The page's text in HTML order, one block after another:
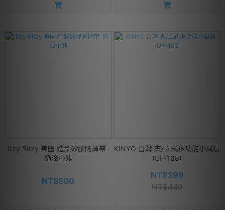
Itzy Ritzy 美國 造型矽膠防掉帶-
奶油小熊
NT$500
KINYO 台灣 夾/立式多功能小風扇
(UF-168)
NT$399
NT$449